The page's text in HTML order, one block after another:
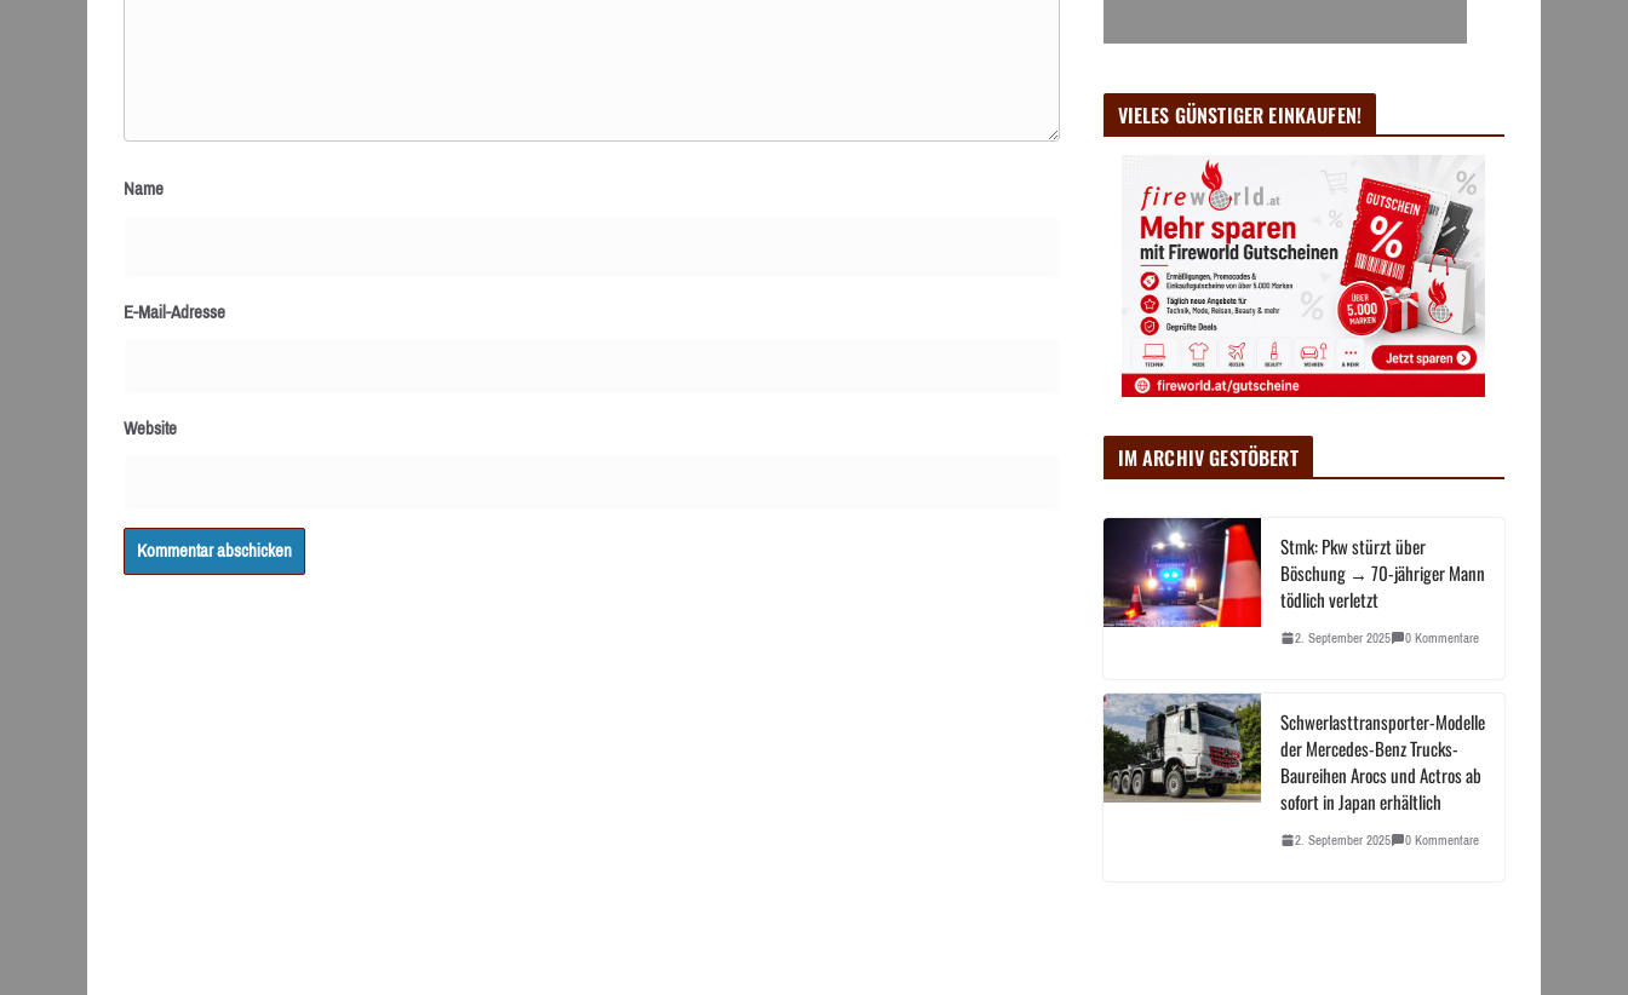
Name
E-Mail-Adresse
Website
VIELES GÜNSTIGER EINKAUFEN!
IM ARCHIV GESTÖBERT
Stmk: Pkw stürzt über
Böschung → 70-jähriger Mann
tödlich verletzt
2. September 2025 0 Kommentare
Schwerlasttransporter-Modelle
der Mercedes-Benz Trucks-
Baureihen Arocs und Actros ab
sofort in Japan erhältlich
2. September 2025 0 Kommentare